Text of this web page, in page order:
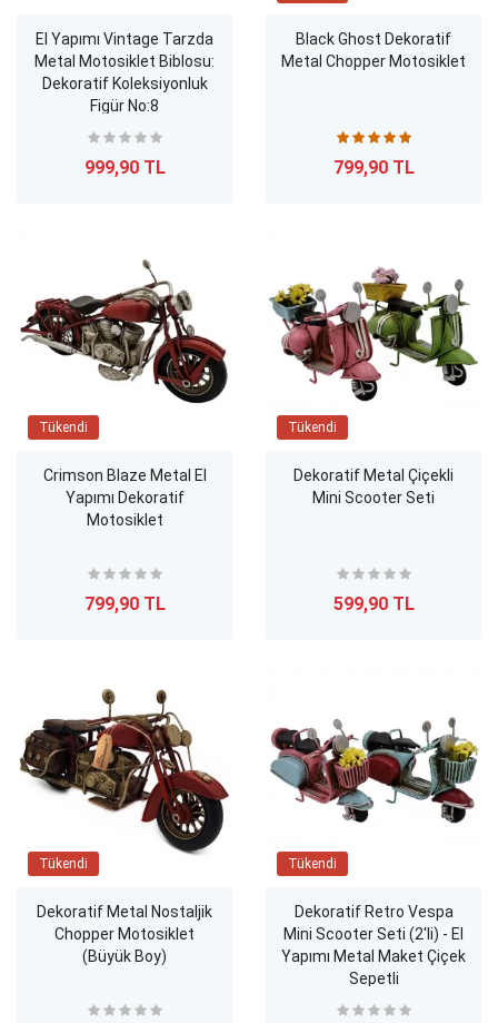
El Yapımı Vintage Tarzda
Metal Motosiklet Biblosu:
Dekoratif Koleksiyonluk
Figür No:8
999,90 TL
Black Ghost Dekoratif
Metal Chopper Motosiklet
799,90 TL
Tükendi
Crimson Blaze Metal El
Yapımı Dekoratif
Motosiklet
799,90 TL
Tükendi
Dekoratif Metal Çiçekli
Mini Scooter Seti
599,90 TL
Tükendi
Dekoratif Metal Nostaljik
Chopper Motosiklet
(Büyük Boy)
Tükendi
Dekoratif Retro Vespa
Mini Scooter Seti (2'li) - El
Yapımı Metal Maket Çiçek
Sepetli